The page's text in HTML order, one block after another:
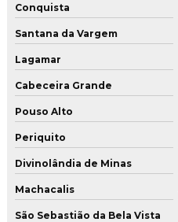
Conquista
Santana da Vargem
Lagamar
Cabeceira Grande
Pouso Alto
Periquito
Divinolândia de Minas
Machacalis
São Sebastião da Bela Vista